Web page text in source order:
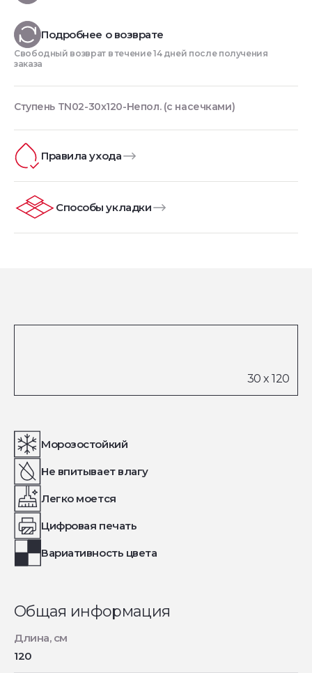
Подробнее о возврате
Свободный возврат в течение 14 дней после получения
заказа
Ступень TN02-30x120-Непол. (с насечками)
Правила ухода
Способы укладки
Морозостойкий
Не впитывает влагу
Легко моется
Цифровая печать
Вариативность цвета
Общая информация
Длина, см
120